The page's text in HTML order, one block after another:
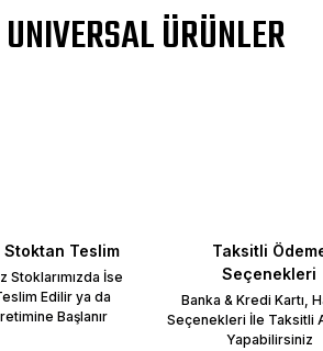
UNIVERSAL ÜRÜNLER
Stoktan Teslim
Stoklarımızda İse
Edilir ya da
Başlanır
Taksitli
Seçenekleri
Banka & Kredi Kartı,
Seçenekleri İle Taksitli
Yapabilirsiniz